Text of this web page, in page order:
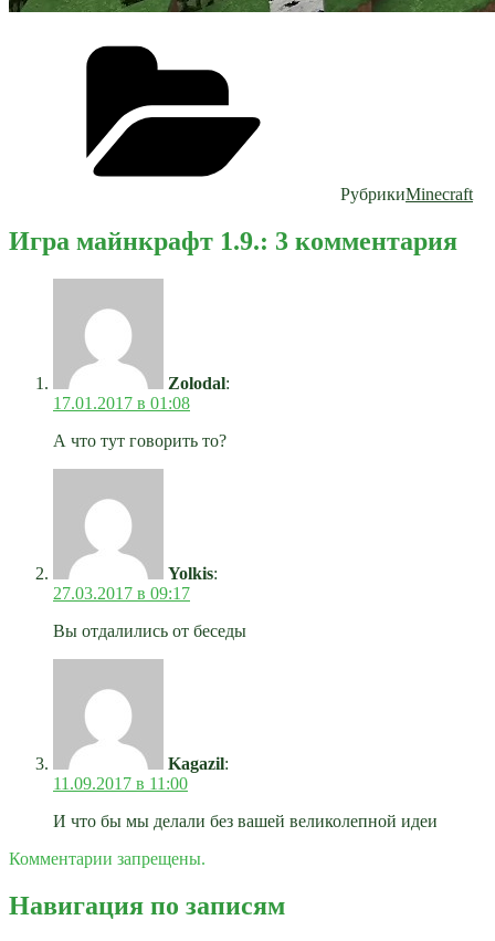
РубрикиMinecraft
Игра майнкрафт 1.9.: 3 комментария
Zolodal:
17.01.2017 в 01:08
А что тут говорить то?
Yolkis:
27.03.2017 в 09:17
Вы отдалились от беседы
Kagazil:
11.09.2017 в 11:00
И что бы мы делали без вашей великолепной идеи
Комментарии запрещены.
Навигация по записям